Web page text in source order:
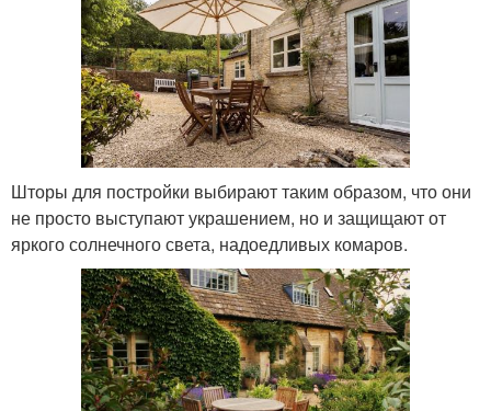
Шторы для постройки выбирают таким образом, что они
не просто выступают украшением, но и защищают от
яркого солнечного света, надоедливых комаров.